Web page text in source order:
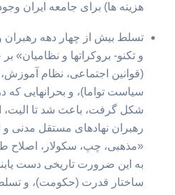
هزینه ها) برای جامعه ایران
تسلط بیش از چهار دهه رهبران
و تکنو- بروکراتها و نظامیان»
(قوانین اجتماعی،‌ نظام
سیاست تواما)، و بحرانهایی که
شکل گرفت،‌ باعث شد تا الیت،
رهبران نهادهای مستقل مدنی و
«مذهبی، چپ، سکولار، اصلاح
به این ضرورت تاریخی دست
ساختار قدرت (حکومت)، و تسلط